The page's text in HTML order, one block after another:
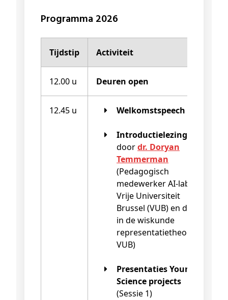
Programma 2026
Tijdstip Activiteit
12.00 u Deuren open
12.45 u Welkomstspeech
Introductielezing
doordr. Doryan
Temmerman
(Pedagogisch
medewerker AI-lab,
Vrije Universiteit
Brussel (VUB) en dr.
in de wiskunde
representatietheorie
VUB)
Presentaties Young
Science projects
(Sessie 1)